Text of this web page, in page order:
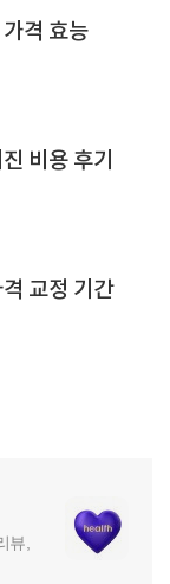
격 효능
비용 후기
교정 기간
뷰,